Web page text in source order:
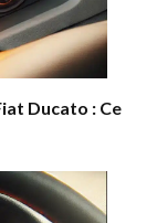
Ducato : Ce